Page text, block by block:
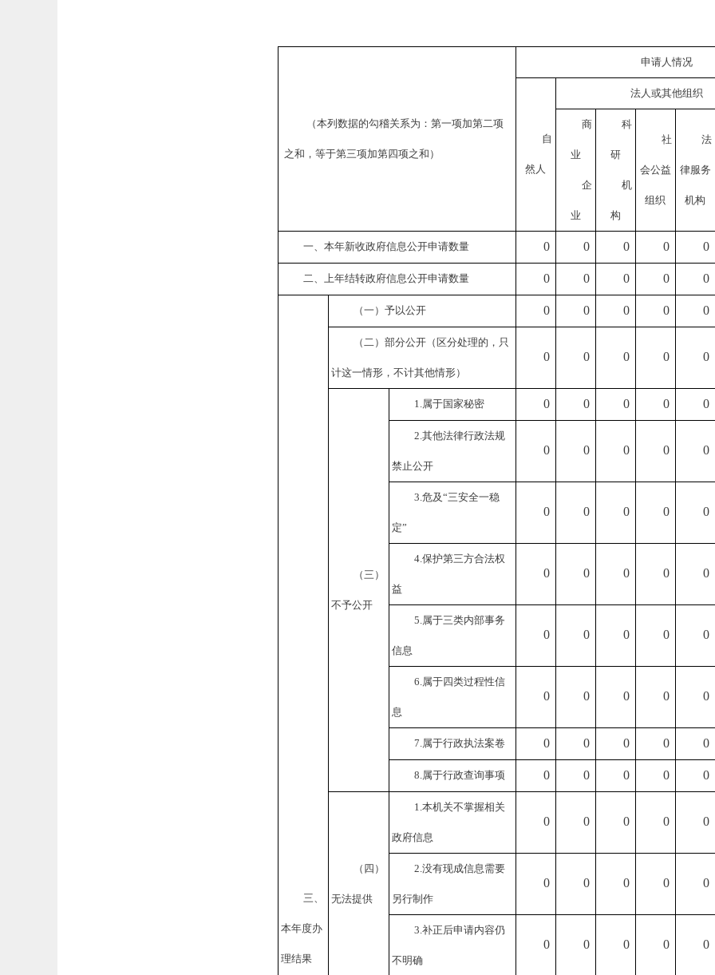
（本列数据的勾稽关系为：第一项加第二项
之和，等于第三项加第四项之和）
申请人情况
自
然人
法人或其他组织
商
业
企
业
科
研
机
构
社
会公益
组织
法
律服务
机构
一、本年新收政府信息公开申请数量 0 0 0 0 0
二、上年结转政府信息公开申请数量 0 0 0 0 0
三、
本年度办
理结果
（一）予以公开 0 0 0 0 0
（二）部分公开 （区分处理的，只
计这一情形，不计其他情形）
0 0 0 0 0
（三）
不予公开
1.属于国家秘密 0 0 0 0 0
2.其他法律行政法规
禁止公开
0 0 0 0 0
3.危及“三安全一稳
定”
0 0 0 0 0
4.保护第三方合法权
益
0 0 0 0 0
5.属于三类内部事务
信息
0 0 0 0 0
6.属于四类过程性信
息
0 0 0 0 0
7.属于行政执法案卷 0 0 0 0 0
8.属于行政查询事项 0 0 0 0 0
（四）
无法提供
1.本机关不掌握相关
政府信息
0 0 0 0 0
2.没有现成信息需要
另行制作
0 0 0 0 0
3.补正后申请内容仍
不明确
0 0 0 0 0